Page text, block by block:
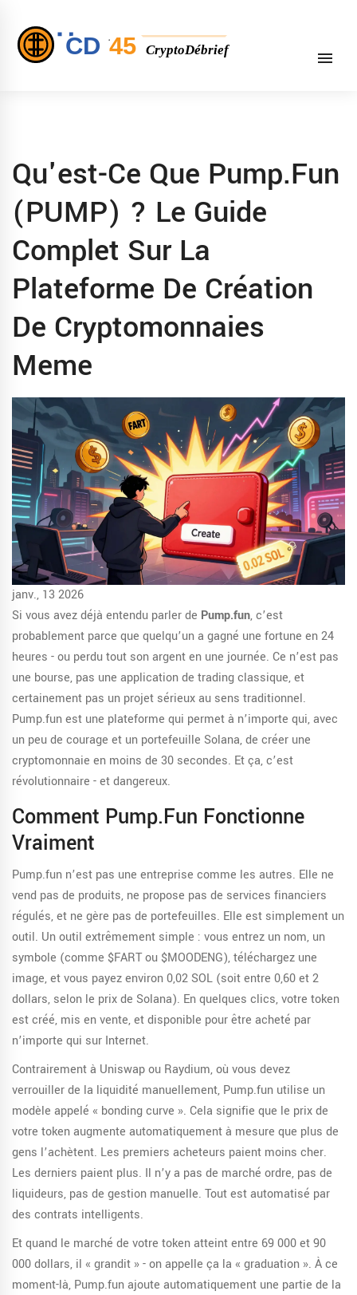
Qu'est-Ce Que Pump.fun
(PUMP) ? Le Guide
Complet Sur La
Plateforme De Création
De Cryptomonnaies
Meme
janv., 13 2026
Si vous avez déjà entendu parler de Pump.fun, c’est
probablement parce que quelqu’un a gagné une fortune en 24
heures - ou perdu tout son argent en une journée. Ce n’est pas
une bourse, pas une application de trading classique, et
certainement pas un projet sérieux au sens traditionnel.
Pump.fun est une plateforme qui permet à n’importe qui, avec
un peu de courage et un portefeuille Solana, de créer une
cryptomonnaie en moins de 30 secondes. Et ça, c’est
révolutionnaire - et dangereux.
Comment Pump.fun Fonctionne
Vraiment
Pump.fun n’est pas une entreprise comme les autres. Elle ne
vend pas de produits, ne propose pas de services financiers
régulés, et ne gère pas de portefeuilles. Elle est simplement un
outil. Un outil extrêmement simple : vous entrez un nom, un
symbole (comme $FART ou $MOODENG), téléchargez une
image, et vous payez environ 0,02 SOL (soit entre 0,60 et 2
dollars, selon le prix de Solana). En quelques clics, votre token
est créé, mis en vente, et disponible pour être acheté par
n’importe qui sur Internet.
Contrairement à Uniswap ou Raydium, où vous devez
verrouiller de la liquidité manuellement, Pump.fun utilise un
modèle appelé « bonding curve ». Cela signifie que le prix de
votre token augmente automatiquement à mesure que plus de
gens l’achètent. Les premiers acheteurs paient moins cher.
Les derniers paient plus. Il n’y a pas de marché ordre, pas de
liquideurs, pas de gestion manuelle. Tout est automatisé par
des contrats intelligents.
Et quand le marché de votre token atteint entre 69 000 et 90
000 dollars, il « grandit » - on appelle ça la « graduation ». À ce
moment-là, Pump.fun ajoute automatiquement une partie de la